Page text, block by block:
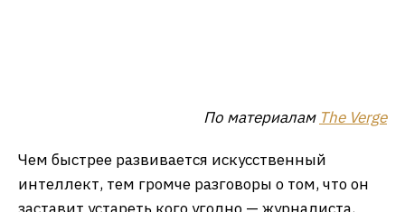
По материалам The Verge
Чем быстрее развивается искусственный
интеллект, тем громче разговоры о том, что он